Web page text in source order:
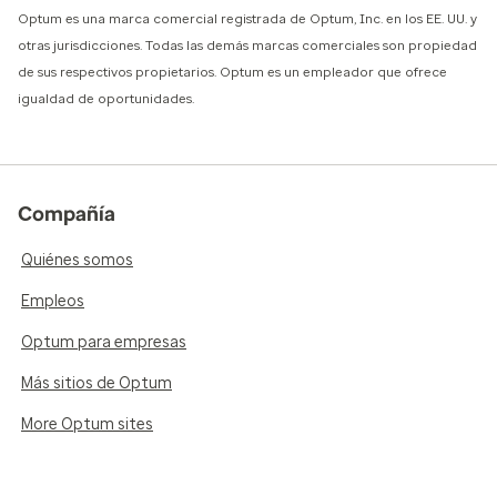
Optum es una marca comercial registrada de Optum, Inc. en los EE. UU. y
otras jurisdicciones. Todas las demás marcas comerciales son propiedad
de sus respectivos propietarios. Optum es un empleador que ofrece
igualdad de oportunidades.
Compañía
Quiénes somos
Empleos
Optum para empresas
Más sitios de Optum
More Optum sites